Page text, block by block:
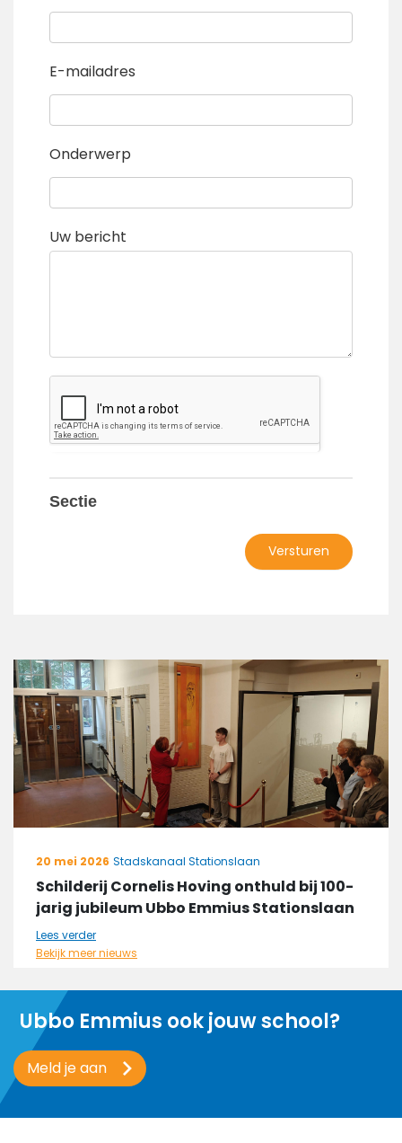
E-mailadres
Onderwerp
Uw bericht
Sectie
Versturen
20 mei 2026 Stadskanaal Stationslaan
Schilderij Cornelis Hoving onthuld bij 100-
jarig jubileum Ubbo Emmius Stationslaan
Lees verder
Bekijk meer nieuws
Ubbo Emmius ook jouw school?
Meld je aan